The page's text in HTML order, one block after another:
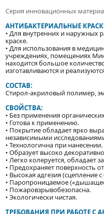
Серия инновационных
АНТИБАКТЕРИАЛЬНЫЕ
• Для внутренних и наружных
краске.
• Для использования в
учреждениях, помещениях
находится большое
изготавливаются и
СОСТАВ:
Стирол-акриловый полимер,
СВОЙСТВА:
• Без применения
• Готова к применению.
• Покрытие обладает ярко
независимыми
• Технологична при нанесении.
• Образует высоко
• Легко колеруется, обладает
• Предохраняет поверхность
• Высокая адгезия (сцепление
• Паропроницаемое
• Пожаровзрывобезопасна.
• Экологически чистая.